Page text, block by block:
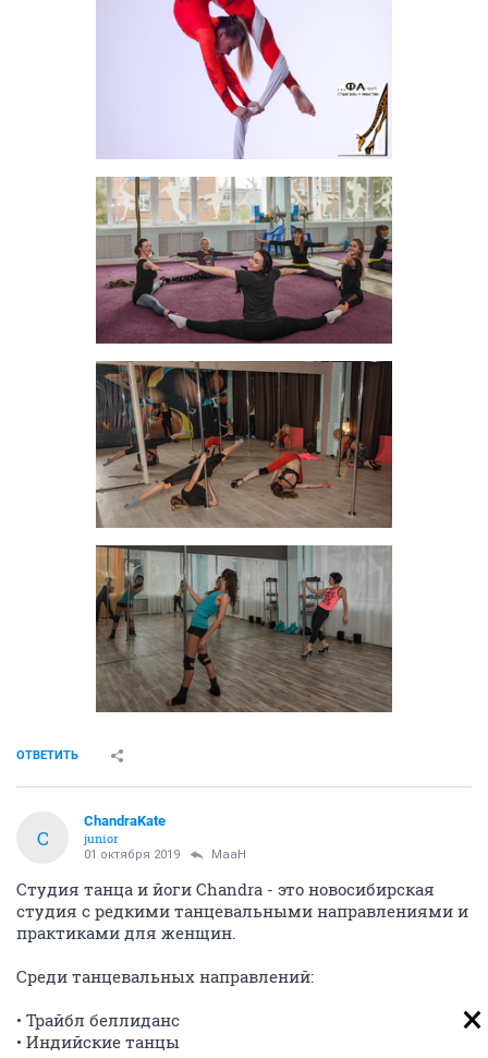
ОТВЕТИТЬ
C
ChandraKate
junior
01 октября 2019 MaaH
Студия танца и йоги Chandra - это новосибирская
студия с редкими танцевальными направлениями и
практиками для женщин.
Среди танцевальных направлений:
• Трайбл беллиданс
• Индийские танцы